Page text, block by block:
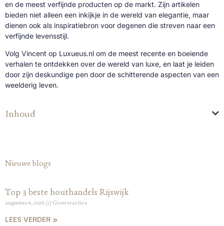
en de meest verfijnde producten op de markt. Zijn artikelen
bieden niet alleen een inkijkje in de wereld van elegantie, maar
dienen ook als inspiratiebron voor degenen die streven naar een
verfijnde levensstijl.
Volg Vincent op Luxueus.nl om de meest recente en boeiende
verhalen te ontdekken over de wereld van luxe, en laat je leiden
door zijn deskundige pen door de schitterende aspecten van een
weelderig leven.
Inhoud
Nieuwe blogs
Top 3 beste houthandels Rijswijk
augustus 6, 2026 Geen reacties
LEES VERDER »